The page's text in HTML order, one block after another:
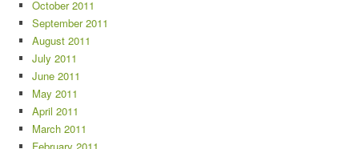
October 2011
September 2011
August 2011
July 2011
June 2011
May 2011
April 2011
March 2011